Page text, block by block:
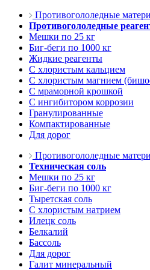
Противогололедные
Противогололедные
Мешки по 25 кг
Биг-беги по 1000 кг
Жидкие реагенты
С хлористым кальцием
С хлористым магнием
С мраморной крошкой
С ингибитором коррозии
Гранулированные
Компактированные
Для дорог
Противогололедные
Техническая соль
Мешки по 25 кг
Биг-беги по 1000 кг
Тыретская соль
С хлористым натрием
Илецк соль
Белкалий
Бассоль
Для дорог
Галит минеральный